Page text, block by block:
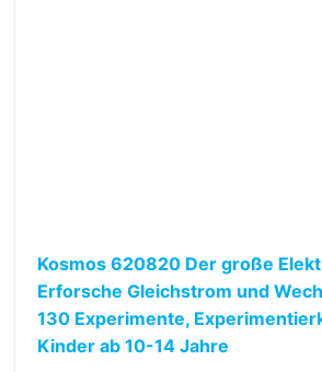
Kosmos 620820 Der große
Erforsche Gleichstrom und
130 Experimente,
Kinder ab 10-14 Jahre